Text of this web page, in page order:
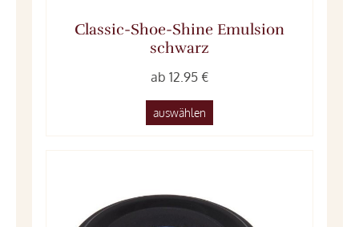
Classic-Shoe-Shine Emulsion
schwarz
ab 12.95 €
auswählen